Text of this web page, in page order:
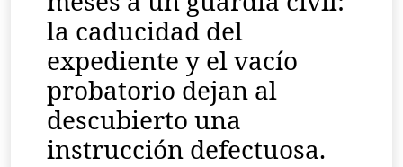
la caducidad del
expediente y el vacío
probatorio dejan al
descubierto una
instrucción defectuosa.